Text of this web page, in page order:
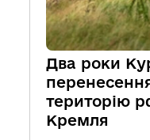
Два роки
територію
Кремля